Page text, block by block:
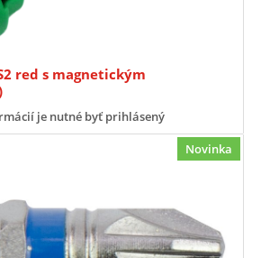
red s magnetickým
je nutné byť prihlásený
Novinka